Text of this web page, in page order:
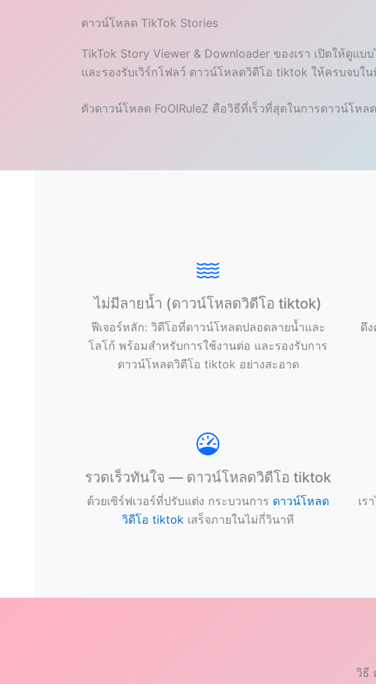
ดาวน์โหลด TikTok Stories
TikTok Story Viewer & Downloader ของเรา เปิดให้ดู
และรองรับเวิร์กโฟลว์ ดาวน์โหลดวิดีโอ tiktok ให้ครบจบใน
ตัวดาวน์โหลด FoOlRuleZ คือวิธีที่เร็วที่สุดในการดาวน์โห
ไม่มีลายน้ำ (ดาวน์โหลดวิดีโอ tiktok)
ฟีเจอร์หลัก: วิดีโอที่ดาวน์โหลดปลอดลายน้ำและ
โลโก้ พร้อมสำหรับการใช้งานต่อ และรองรับการ
ดาวน์โหลดวิดีโอ tiktok อย่างสะอาด
ดึ
รวดเร็วทันใจ — ดาวน์โหลดวิดีโอ tiktok
ด้วยเซิร์ฟเวอร์ที่ปรับแต่ง กระบวนการ ดาวน์โหลด
วิดีโอ tiktok เสร็จภายในไม่กี่วินาที
เร
วิธี